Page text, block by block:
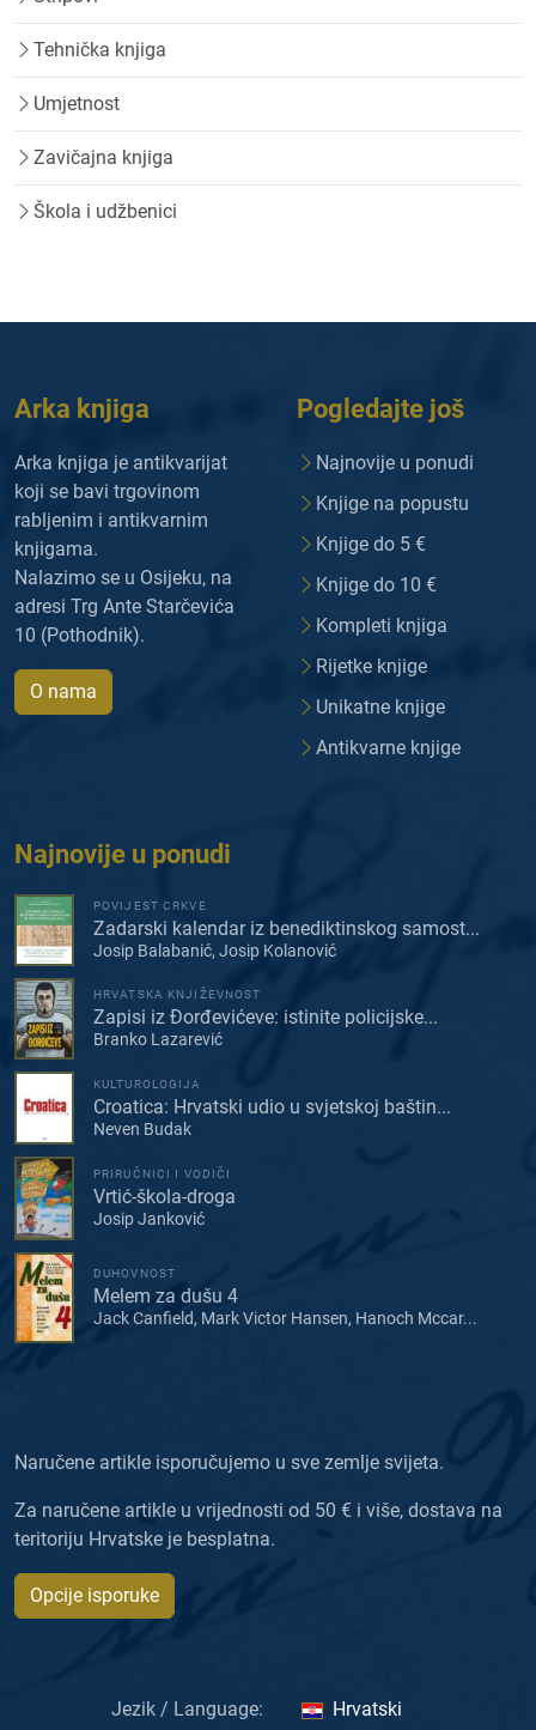
Tehnička knjiga
Umjetnost
Zavičajna knjiga
Škola i udžbenici
Arka knjiga
Arka knjiga je antikvarijat
koji se bavi trgovinom
rabljenim i antikvarnim
knjigama.
Nalazimo se u Osijeku, na
adresi Trg Ante Starčevića
10 (Pothodnik).
O nama
Pogledajte još
Najnovije u ponudi
Knjige na popustu
Knjige do 5 €
Knjige do 10 €
Kompleti knjiga
Rijetke knjige
Unikatne knjige
Antikvarne knjige
Najnovije u ponudi
POVIJEST CRKVE
Zadarski kalendar iz benediktinskog samost...
Josip Balabanić, Josip Kolanović
HRVATSKA KNJIŽEVNOST
Zapisi iz Đorđevićeve: istinite policijske...
Branko Lazarević
KULTUROLOGIJA
Croatica: Hrvatski udio u svjetskoj baštin...
Neven Budak
PRIRUČNICI I VODIČI
Vrtić-škola-droga
Josip Janković
DUHOVNOST
Melem za dušu 4
Jack Canfield, Mark Victor Hansen, Hanoch Mccar...
Naručene artikle isporučujemo u sve zemlje svijeta.
Za naručene artikle u vrijednosti od 50 € i više, dostava na
teritoriju Hrvatske je besplatna.
Opcije isporuke
Jezik / Language: Hrvatski